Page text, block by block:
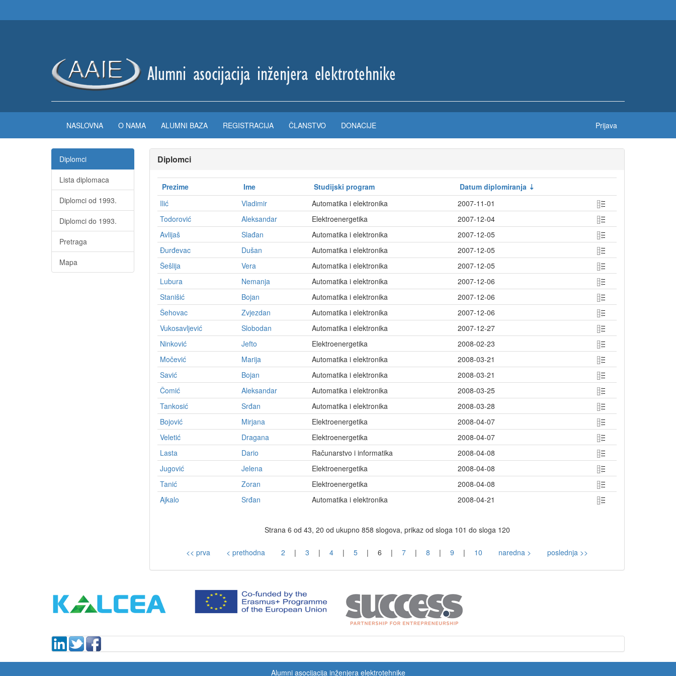
NASLOVNA O NAMA ALUMNI BAZA REGISTRACIJA ČLANSTVO DONACIJE Prijava
Diplomci
Lista diplomaca
Diplomci od 1993.
Diplomci do 1993.
Pretraga
Mapa
Diplomci
Prezime Ime Studijski program
Datum diplomiranja
Ilić
Vladimir Automatika i elektronika
2007-11-01
Todorović
Aleksandar Elektroenergetika
2007-12-04
Avlijaš
Slađan Automatika i elektronika
2007-12-05
Ðurđevac
Dušan Automatika i elektronika
2007-12-05
Šešlija
Vera Automatika i elektronika
2007-12-05
Lubura
Nemanja Automatika i elektronika
2007-12-06
Stanišić
Bojan Automatika i elektronika
2007-12-06
Šehovac
Zvjezdan Automatika i elektronika
2007-12-06
Vukosavljević
Slobodan Automatika i elektronika
2007-12-27
Ninković
Jefto Elektroenergetika
2008-02-23
Močević
Marija Automatika i elektronika
2008-03-21
Savić
Bojan Automatika i elektronika
2008-03-21
Čomić
Aleksandar Automatika i elektronika
2008-03-25
Tankosić
Srđan Automatika i elektronika
2008-03-28
Bojović
Mirjana Elektroenergetika
2008-04-07
Veletić
Dragana Elektroenergetika
2008-04-07
Lasta
Dario Računarstvo i informatika
2008-04-08
Jugović
Jelena Elektroenergetika
2008-04-08
Tanić
Zoran Elektroenergetika
2008-04-08
Ajkalo
Srđan Automatika i elektronika 2008-04-21
Strana 6 od 43, 20 od ukupno 858 slogova, prikaz od sloga 101 do sloga 120
<< prva < prethodna 2 | 3 | 4 | 5 | 6 | 7 | 8 | 9 | 10 naredna > poslednja >>
Alumni asocijacija inženjera elektrotehnike